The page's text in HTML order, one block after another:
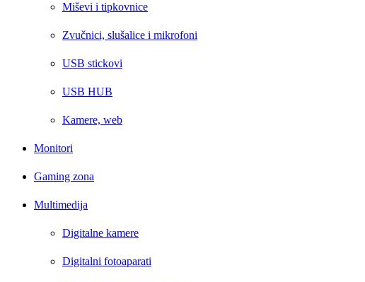
Miševi i tipkovnice
Zvučnici, slušalice i mikrofoni
USB stickovi
USB HUB
Kamere, web
Monitori
Gaming zona
Multimedija
Digitalne kamere
Digitalni fotoaparati